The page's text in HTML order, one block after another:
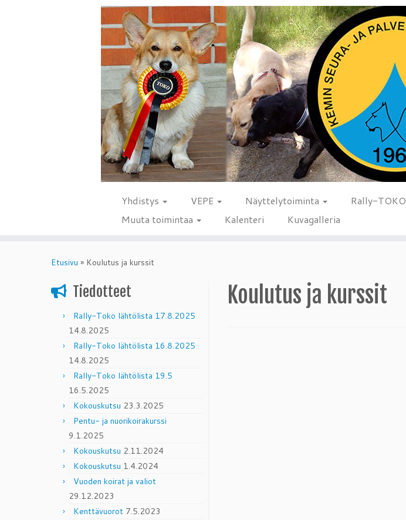
Yhdistys VEPE Näyttelytoiminta Rally-TOKO
Muuta toimintaa
Kalenteri Kuvagalleria
Etusivu » Koulutus ja kurssit
Tiedotteet
Rally-Toko lähtölista 17.8.2025
14.8.2025
Rally-Toko lähtölista 16.8.2025
14.8.2025
Rally-Toko lähtölista 19.5
16.5.2025
Kokouskutsu 23.3.2025
Pentu- ja nuorikoirakurssi
9.1.2025
Kokouskutsu 2.11.2024
Kokouskutsu 1.4.2024
Vuoden koirat ja valiot
29.12.2023
Kenttävuorot 7.5.2023
Koulutus ja kurssit